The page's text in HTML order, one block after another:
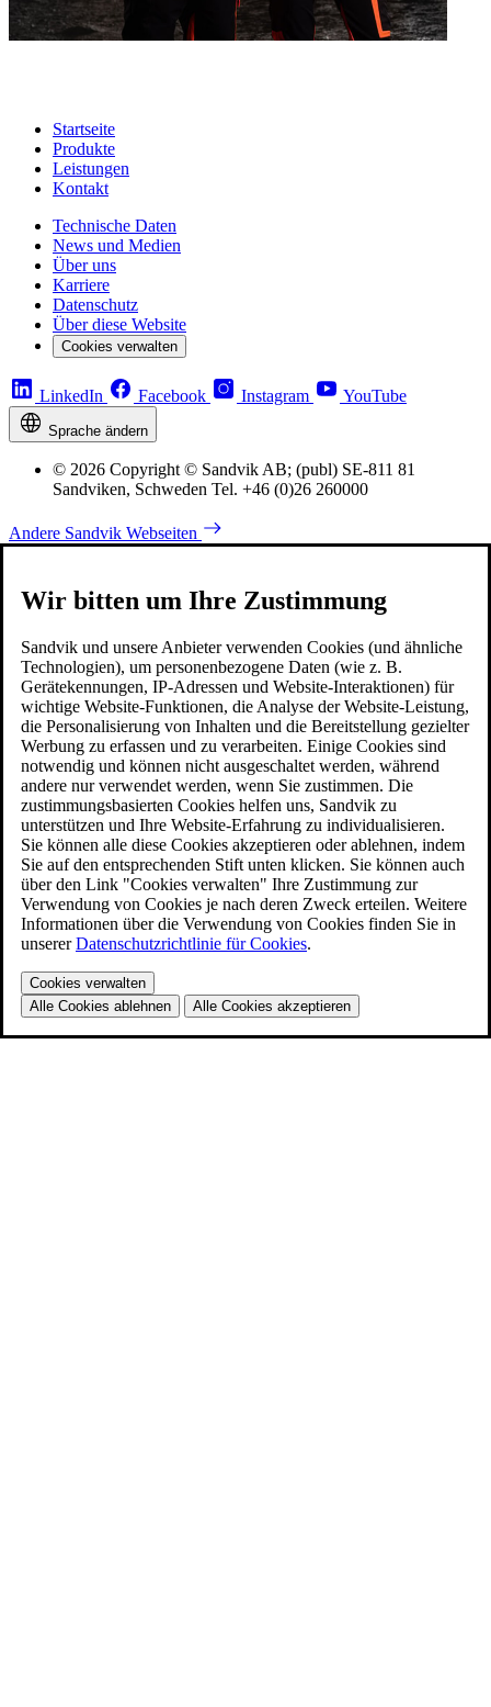
Startseite
Produkte
Leistungen
Kontakt
Technische Daten
News und Medien
Über uns
Karriere
Datenschutz
Über diese Website
Cookies verwalten
LinkedIn Facebook Instagram YouTube
Sprache ändern
© 2026 Copyright © Sandvik AB; (publ) SE-811 81
Sandviken, Schweden Tel. +46 (0)26 260000
Andere Sandvik Webseiten
Wir bitten um Ihre Zustimmung
Sandvik und unsere Anbieter verwenden Cookies (und ähnliche
Technologien), um personenbezogene Daten (wie z. B.
Gerätekennungen, IP-Adressen und Website-Interaktionen) für
wichtige Website-Funktionen, die Analyse der Website-Leistung,
die Personalisierung von Inhalten und die Bereitstellung gezielter
Werbung zu erfassen und zu verarbeiten. Einige Cookies sind
notwendig und können nicht ausgeschaltet werden, während
andere nur verwendet werden, wenn Sie zustimmen. Die
zustimmungsbasierten Cookies helfen uns, Sandvik zu
unterstützen und Ihre Website-Erfahrung zu individualisieren.
Sie können alle diese Cookies akzeptieren oder ablehnen, indem
Sie auf den entsprechenden Stift unten klicken. Sie können auch
über den Link "Cookies verwalten" Ihre Zustimmung zur
Verwendung von Cookies je nach deren Zweck erteilen. Weitere
Informationen über die Verwendung von Cookies finden Sie in
unsererDatenschutzrichtlinie für Cookies.
Cookies verwalten
Alle Cookies ablehnen
Alle Cookies akzeptieren